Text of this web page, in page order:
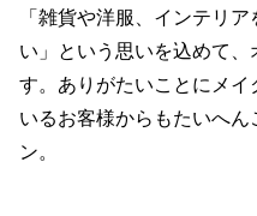
「雑貨や洋服、インテリ
い」という思いを込めて
す。ありがたいことにメ
いるお客様からもたいへ
ン。